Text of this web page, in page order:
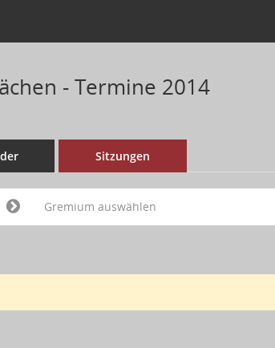
- Termine 2014
Sitzungen
Gremium auswählen